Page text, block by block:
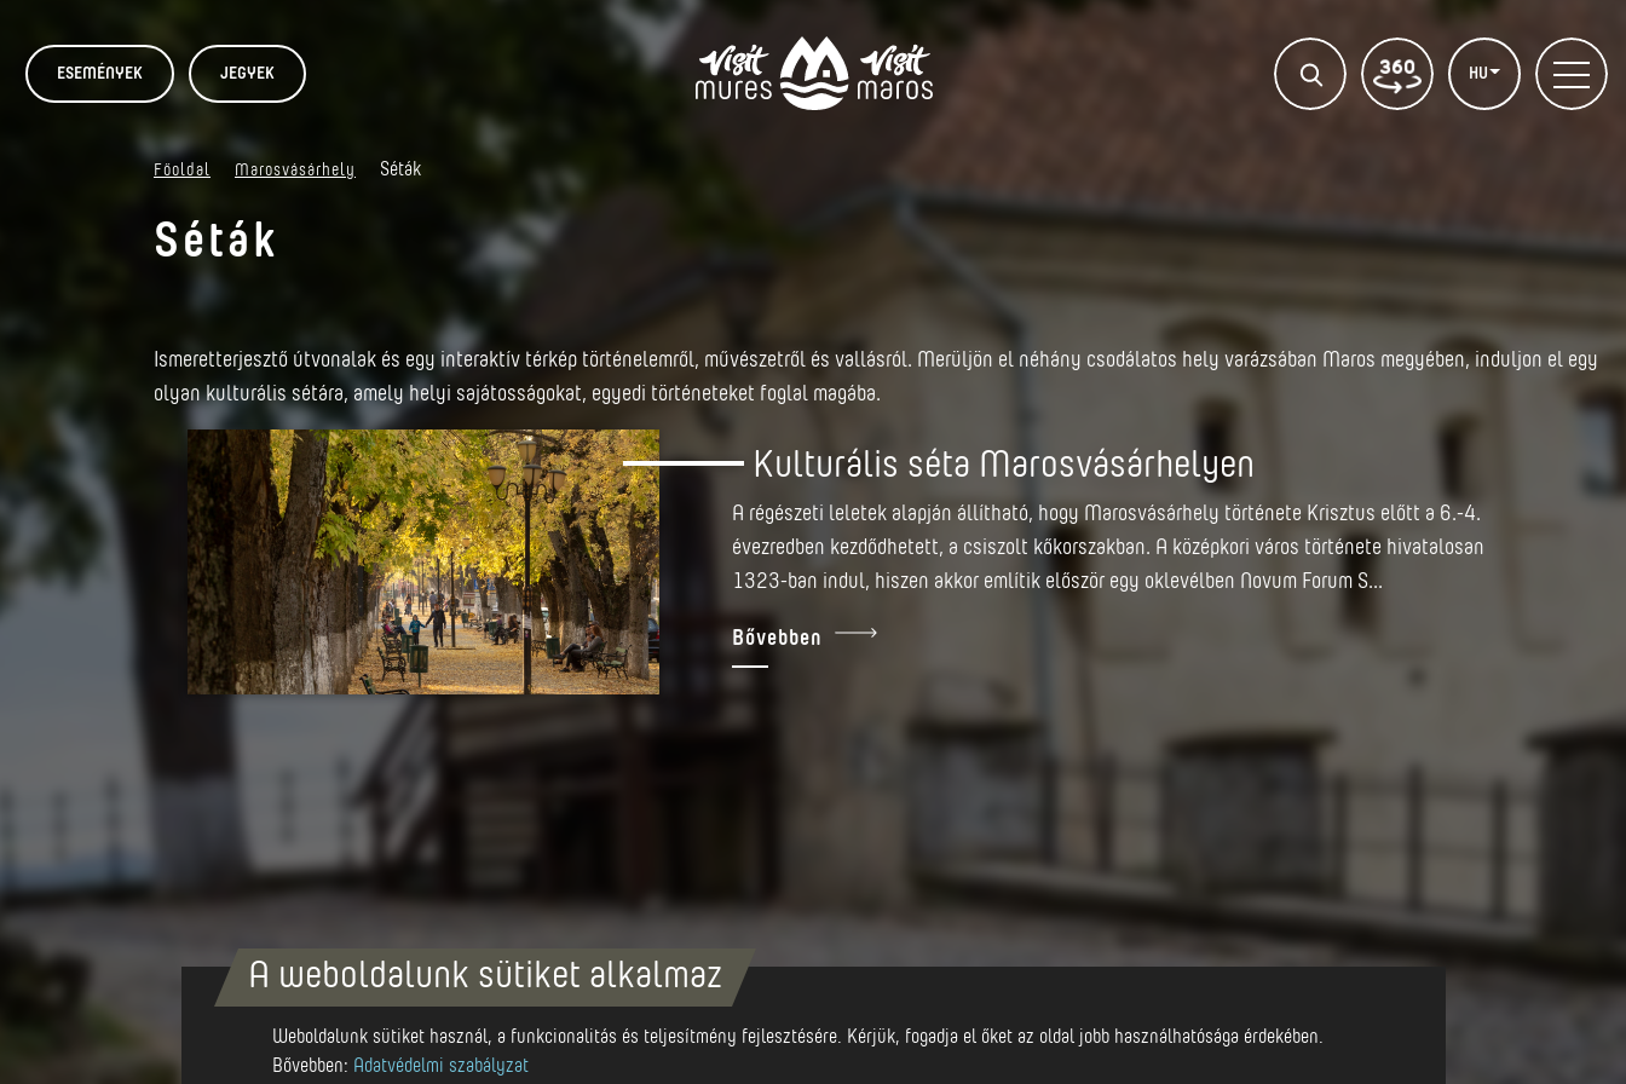
ESEMÉNYEK JEGYEK HU
Főoldal Marosvásárhely Séták
Séták
Ismeretterjesztő útvonalak és egy interaktív térkép történelemről, művészetről és vallásról. Merüljön el néhány csodálatos hely varázsában Maros megyében, induljon el egy
olyan kulturális sétára, amely helyi sajátosságokat, egyedi történeteket foglal magába.
Kulturális séta Marosvásárhelyen
A régészeti leletek alapján állítható, hogy Marosvásárhely története Krisztus előtt a 6.-4.
évezredben kezdődhetett, a csiszolt kőkorszakban. A középkori város története hivatalosan
1323-ban indul, hiszen akkor említik először egy oklevélben Novum Forum S...
Bővebben
A weboldalunk sütiket alkalmaz
Weboldalunk sütiket használ, a funkcionalitás és teljesítmény fejlesztésére. Kérjük, fogadja el őket az oldal jobb használhatósága érdekében.
Bővebben: Adatvédelmi szabályzat